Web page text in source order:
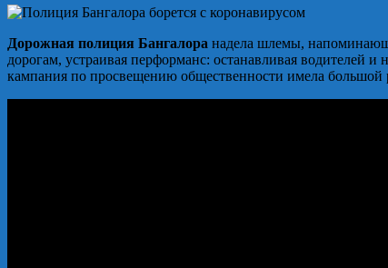
Дорожная полиция Бангалора надела шлемы,
дорогам, устраивая перформанс: останавливая водителей
кампания по просвещению общественности имела большой